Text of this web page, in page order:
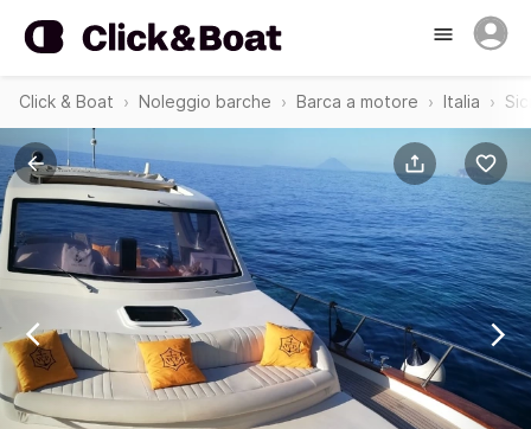
Click & Boat Noleggio barche Barca a motore Italia